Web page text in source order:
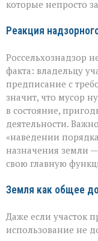
которые непросто
Реакция
Россельхознадзор
факта: владельцу
предписание с
значит, что мусор
в состояние,
деятельности.
«наведении
назначения земли
свою главную
Земля как общее
Даже если участок
использование не